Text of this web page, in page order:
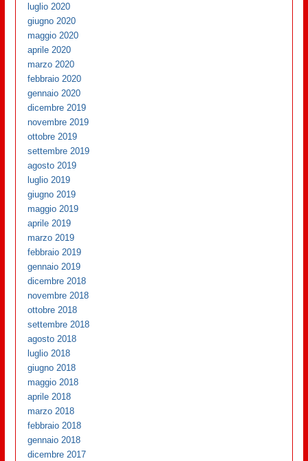
luglio 2020
giugno 2020
maggio 2020
aprile 2020
marzo 2020
febbraio 2020
gennaio 2020
dicembre 2019
novembre 2019
ottobre 2019
settembre 2019
agosto 2019
luglio 2019
giugno 2019
maggio 2019
aprile 2019
marzo 2019
febbraio 2019
gennaio 2019
dicembre 2018
novembre 2018
ottobre 2018
settembre 2018
agosto 2018
luglio 2018
giugno 2018
maggio 2018
aprile 2018
marzo 2018
febbraio 2018
gennaio 2018
dicembre 2017